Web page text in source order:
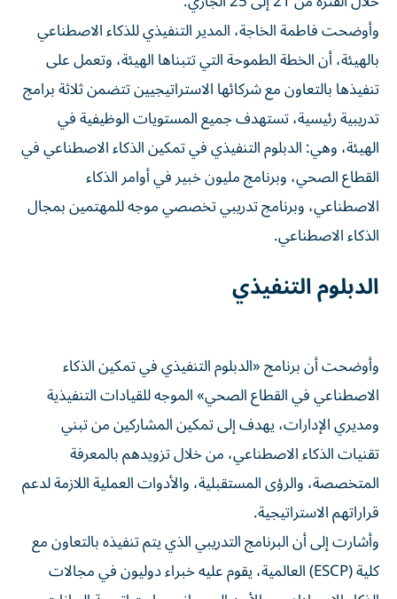
وأوضحت فاطمة الخاجة، المدير التنفيذي للذكاء الاصطناعي
بالهيئة، أن الخطة الطموحة التي تتبناها الهيئة، وتعمل على
تنفيذها بالتعاون مع شركائها الاستراتيجيين تتضمن ثلاثة برامج
تدريبية رئيسية، تستهدف جميع المستويات الوظيفية في
الهيئة، وهي: الدبلوم التنفيذي في تمكين الذكاء الاصطناعي في
القطاع الصحي، وبرنامج مليون خبير في أوامر الذكاء
الاصطناعي، وبرنامج تدريبي تخصصي موجه للمهتمين بمجال
الذكاء الاصطناعي.
الدبلوم التنفيذي
وأوضحت أن برنامج «الدبلوم التنفيذي في تمكين الذكاء
الاصطناعي في القطاع الصحي» الموجه للقيادات التنفيذية
ومديري الإدارات، يهدف إلى تمكين المشاركين من تبني
تقنيات الذكاء الاصطناعي، من خلال تزويدهم بالمعرفة
المتخصصة، والرؤى المستقبلية، والأدوات العملية اللازمة لدعم
قراراتهم الاستراتيجية.
وأشارت إلى أن البرنامج التدريبي الذي يتم تنفيذه بالتعاون مع
كلية (ESCP) العالمية، يقوم عليه خبراء دوليون في مجالات